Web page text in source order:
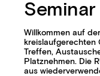
Seminar
Willkommen auf
kreislaufgerechten
Treffen,
Platznehmen. Die
aus